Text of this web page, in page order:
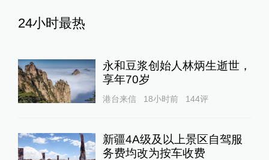
24小时最热
永和豆浆创始人林炳生逝世，
享年70岁
港台来信 18小时前 144评
新疆4A级及以上景区自驾服
务费均改为按车收费